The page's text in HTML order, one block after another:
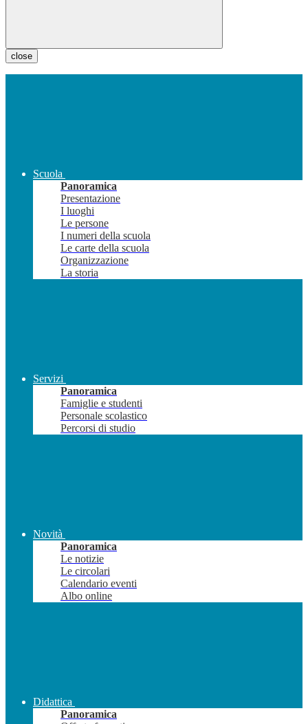
close
Scuola
Panoramica
Presentazione
I luoghi
Le persone
I numeri della scuola
Le carte della scuola
Organizzazione
La storia
Servizi
Panoramica
Famiglie e studenti
Personale scolastico
Percorsi di studio
Novità
Panoramica
Le notizie
Le circolari
Calendario eventi
Albo online
Didattica
Panoramica